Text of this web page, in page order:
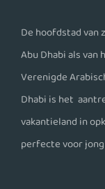
De hoofdstad van
Abu Dhabi als van
Verenigde
Dhabi is het
vakantieland in
perfecte voor